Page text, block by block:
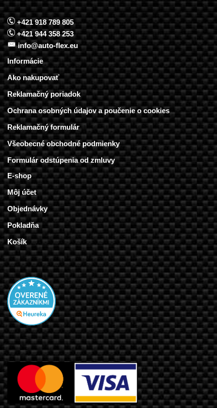
+421 918 789 805
+421 944 358 253
info@auto-flex.eu
Informácie
Ako nakupovať
Reklamačný poriadok
Ochrana osobných údajov a poučenie o cookies
Reklamačný formulár
Všeobecné obchodné podmienky
Formulár odstúpenia od zmluvy
E-shop
Môj účet
Objednávky
Pokladňa
Košík